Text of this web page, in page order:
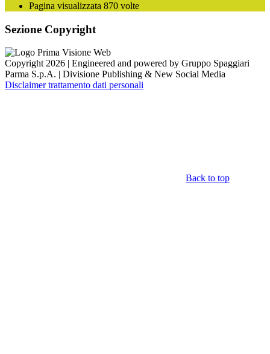
Pagina visualizzata 870 volte
Sezione Copyright
Copyright 2026 | Engineered and powered by Gruppo Spaggiari
Parma S.p.A. | Divisione Publishing & New Social Media
Disclaimer trattamento dati personali
Back to top